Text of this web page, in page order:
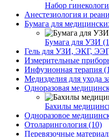
Набор
Анестезиология и
Бумага для
Бумага для УЗИ
Гель для УЗИ, ЭКГ,
Измерительные
Инфузионная терапия
Медизделия для ухода
Одноразовая
Бахилы
Одноразовое
Отоларингология (10)
Перевязочные